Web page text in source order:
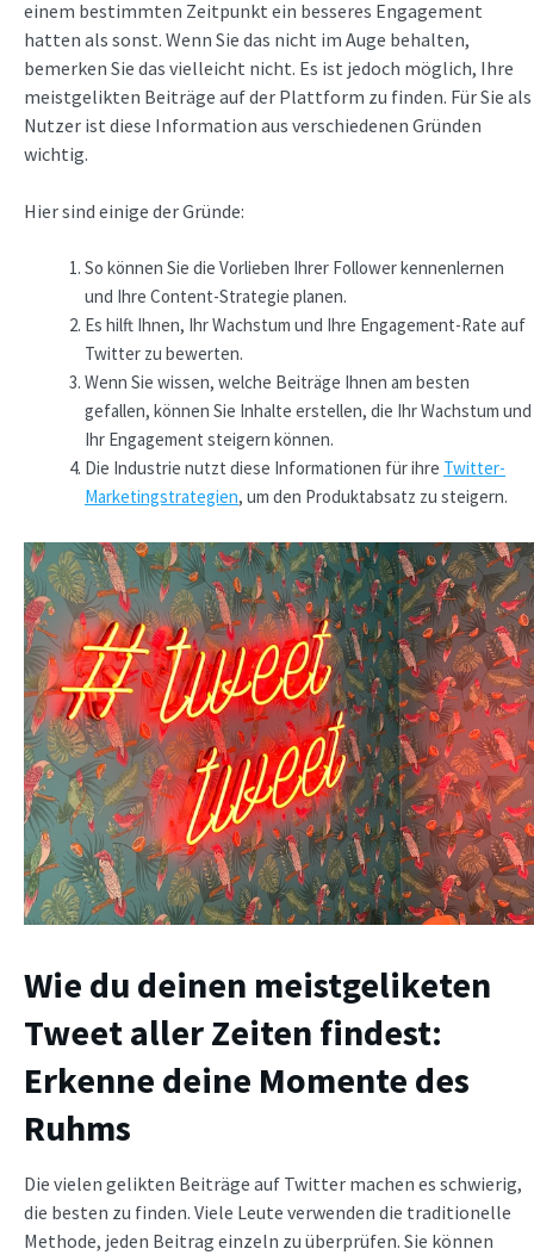
einem bestimmten Zeitpunkt ein besseres Engagement
hatten als sonst. Wenn Sie das nicht im Auge behalten,
bemerken Sie das vielleicht nicht. Es ist jedoch möglich, Ihre
meistgelikten Beiträge auf der Plattform zu finden. Für Sie als
Nutzer ist diese Information aus verschiedenen Gründen
wichtig.
Hier sind einige der Gründe:
So können Sie die Vorlieben Ihrer Follower kennenlernen
und Ihre Content-Strategie planen.
Es hilft Ihnen, Ihr Wachstum und Ihre Engagement-Rate auf
Twitter zu bewerten.
Wenn Sie wissen, welche Beiträge Ihnen am besten
gefallen, können Sie Inhalte erstellen, die Ihr Wachstum und
Ihr Engagement steigern können.
Die Industrie nutzt diese Informationen für ihre Twitter-
Marketingstrategien, um den Produktabsatz zu steigern.
Wie du deinen meistgeliketen
Tweet aller Zeiten findest:
Erkenne deine Momente des
Ruhms
Die vielen gelikten Beiträge auf Twitter machen es schwierig,
die besten zu finden. Viele Leute verwenden die traditionelle
Methode, jeden Beitrag einzeln zu überprüfen. Sie können